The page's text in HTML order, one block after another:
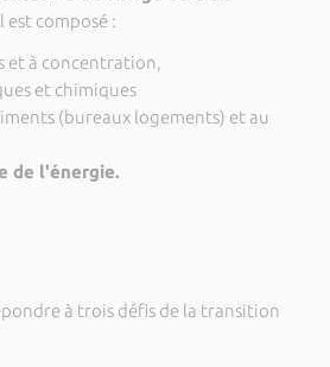
est composé :
et à concentration,
et chimiques
(bureaux logements) et au
de l'énergie.
à trois défis de la transition